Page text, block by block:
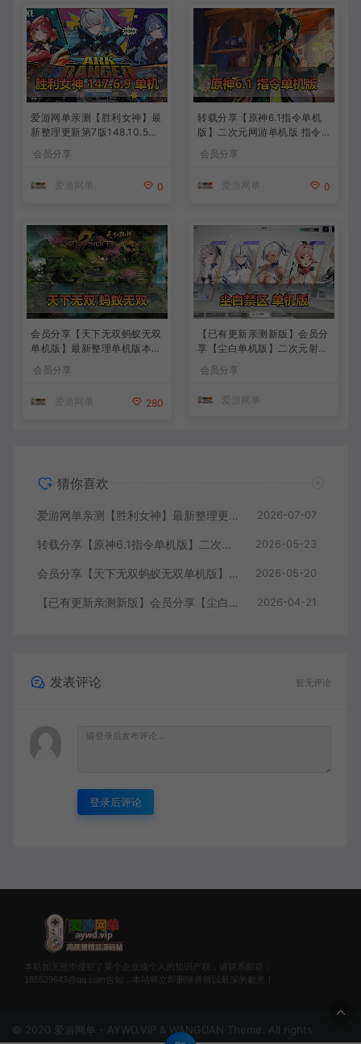
爱游网单亲测【胜利女神】最
新整理更新第7版148.10.5NI
活动148版本官服GM可无限
频安装教学
会员分享
爱游网单 0
转载分享【原神6.1指令单机
版】二次元网游单机版 指令
背包 抽卡 商店 MOD 未亲测
会员分享
爱游网单 0
会员分享【天下无双蚂蚁无双
单机版】最新整理单机版本
带GM命令后台 武侠怀旧网游
免虚拟机一键端 配套视频教
会员分享
爱游网单 280
【已有更新亲测新版】会员分
享【尘白单机版】二次元射击
类网游单机版一键端
会员分享
爱游网单
猜你喜欢
爱游网单亲测【胜利女神】最新整理更新第7版148.10.5NIKKE胜利女神妮姬单机版方舟活动148版本官服GM可无限抽卡全剧情免虚拟机一键端视频安装教学 2026-07-07
转载分享【原神6.1指令单机版】二次元网游单机版 指令模拟端 登录 战斗 地图 魔物 背包 抽卡 商店 MOD 未亲测图文教学 2026-05-23
会员分享【天下无双蚂蚁无双单机版】最新整理单机版本 带GM命令后台 武侠怀旧网游 免虚拟机一键端 配套视频教学 2026-05-20
【已有更新亲测新版】会员分享【尘白单机版】二次元射击类网游单机版一键端 2026-04-21
发表评论 暂无评论
登录后评论
本站如无意中侵犯了某个企业或个人的知识产权，请联系邮箱：
185529643@qq.com告知，本站将立即删除并致以最深的歉意！
© 2020 爱游网单 - AYWD.VIP & WANGDAN Theme. All rights